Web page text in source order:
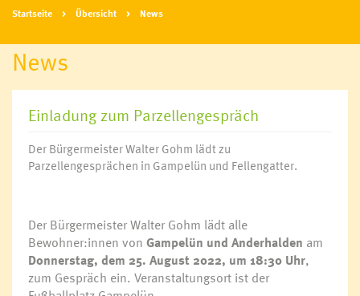
Startseite Übersicht News
News
Einladung zum Parzellengespräch
Der Bürgermeister Walter Gohm lädt zu
Parzellengesprächen in Gampelün und Fellengatter.
Der Bürgermeister Walter Gohm lädt alle
Bewohner:innen von Gampelün und Anderhalden am
Donnerstag, dem 25. August 2022, um 18:30 Uhr,
zum Gespräch ein. Veranstaltungsort ist der